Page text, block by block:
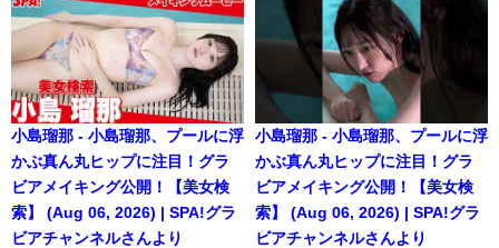
小島瑠那 - 小島瑠那、プールに浮
かぶ真ん丸ヒップに注目！グラ
ビアメイキング公開！【美女検
索】 (Aug 06, 2026) | SPA!グラ
ビアチャンネルさんより
小島瑠那 - 小島瑠那、プールに浮
かぶ真ん丸ヒップに注目！グラ
ビアメイキング公開！【美女検
索】 (Aug 06, 2026) | SPA!グラ
ビアチャンネルさんより